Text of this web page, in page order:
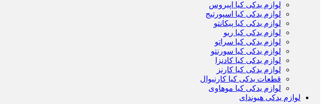
لوازم یدکی کیا اپیروس
لوازم یدکی کیا اسپورتیج
لوازم یدکی کیا پیکانتو
لوازم یدکی کیا ریو
لوازم یدکی کیا سراتو
لوازم یدکی کیا سورنتو
لوازم یدکی کیا کادنزا
لوازم یدکی کیا کارنز
قطعات یدکی کیا کارنیوال
لوازم یدکی کیا موهاوی
لوازم یدکی هیوندای